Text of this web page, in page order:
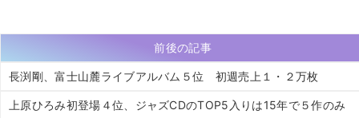
前後の記事
長渕剛、富士山麓ライブアルバム５位 初週売上１・２万枚
上原ひろみ初登場４位、ジャズCDのTOP5入りは15年で５作のみ